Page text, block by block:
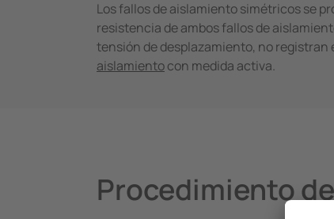
Los fallos de aislamiento simétricos se
resistencia de ambos fallos de
tensión de desplazamiento, no registran
aislamientocon medida activa.
Procedimiento